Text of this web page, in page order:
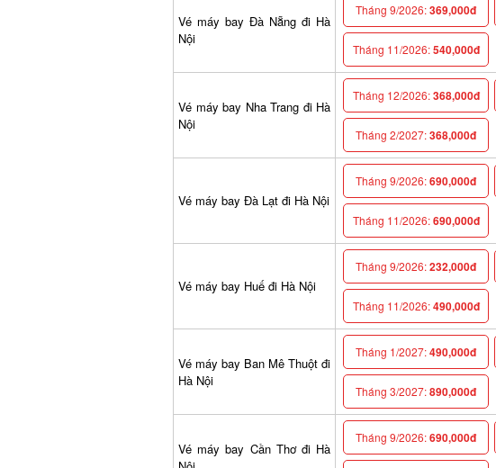
Vé máy bay Đà Nẵng đi Hà
Nội
Tháng 9/2026:369,000đ
Tháng 11/2026:540,000đ
Vé máy bay Nha Trang đi Hà
Nội
Tháng 12/2026:368,000đ
Tháng 2/2027:368,000đ
Vé máy bay Đà Lạt đi Hà Nội
Tháng 9/2026:690,000đ
Tháng 11/2026:690,000đ
Vé máy bay Huế đi Hà Nội
Tháng 9/2026:232,000đ
Tháng 11/2026:490,000đ
Vé máy bay Ban Mê Thuột đi
Hà Nội
Tháng 1/2027:490,000đ
Tháng 3/2027:890,000đ
Vé máy bay Cần Thơ đi Hà
Tháng 9/2026:690,000đ